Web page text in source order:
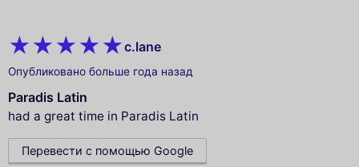
c.lane
Опубликовано больше года назад
Paradis Latin
had a great time in Paradis Latin
Перевести с помощью Google